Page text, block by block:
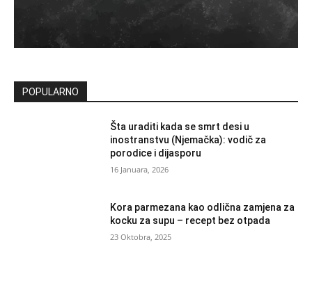
POPULARNO
Šta uraditi kada se smrt desi u
inostranstvu (Njemačka): vodič za
porodice i dijasporu
16 Januara, 2026
Kora parmezana kao odlična zamjena za
kocku za supu – recept bez otpada
23 Oktobra, 2025